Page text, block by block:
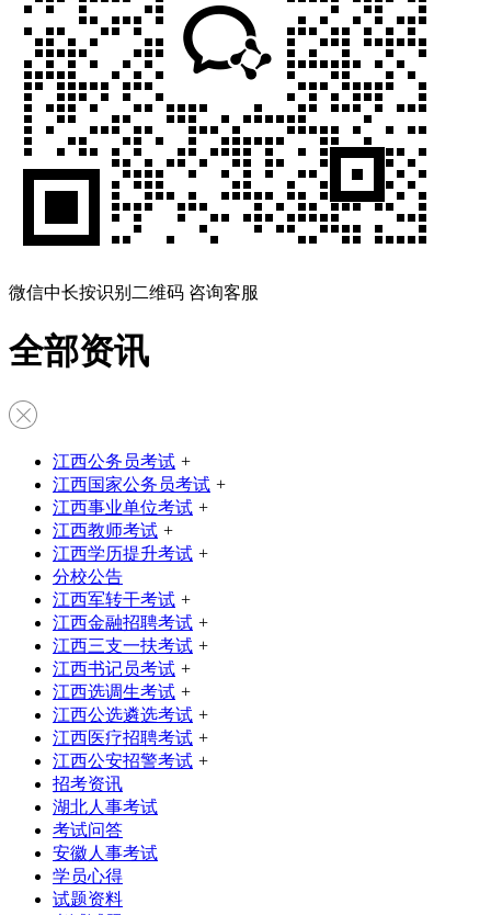
微信中长按识别二维码 咨询客服
全部资讯
江西公务员考试 +
江西国家公务员考试 +
江西事业单位考试 +
江西教师考试 +
江西学历提升考试 +
分校公告
江西军转干考试 +
江西金融招聘考试 +
江西三支一扶考试 +
江西书记员考试 +
江西选调生考试 +
江西公选遴选考试 +
江西医疗招聘考试 +
江西公安招警考试 +
招考资讯
湖北人事考试
考试问答
安徽人事考试
学员心得
试题资料